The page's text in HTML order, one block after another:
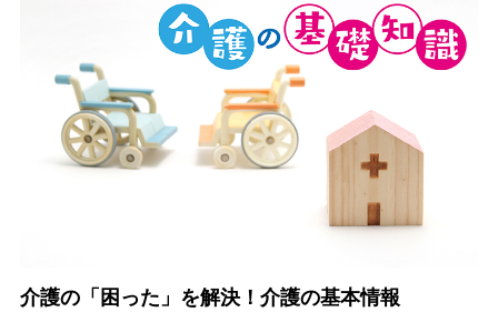
介護の「困った」を解決！介護の基本情報